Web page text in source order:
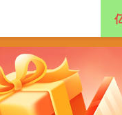
亿腾